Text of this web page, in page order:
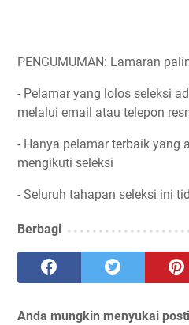
PENGUMUMAN: Lamaran
- Pelamar yang lolos seleksi
melalui email atau telepon
- Hanya pelamar terbaik yang
mengikuti seleksi
- Seluruh tahapan seleksi ini
Berbagi
Anda mungkin menyukai